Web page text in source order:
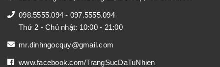
098.5555.094 - 097.5555.094
Thứ 2 - Chủ nhật: 10:00 - 21:00
mr.dinhngocquy@gmail.com
www.facebook.com/TrangSucDaTuNhien